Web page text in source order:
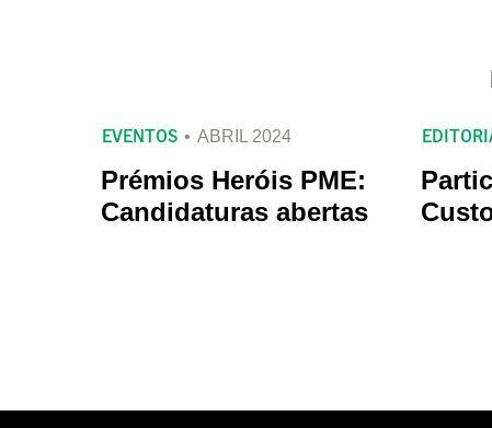
EVENTOS ABRIL 2024
Prémios Heróis PME:
Candidaturas abertas